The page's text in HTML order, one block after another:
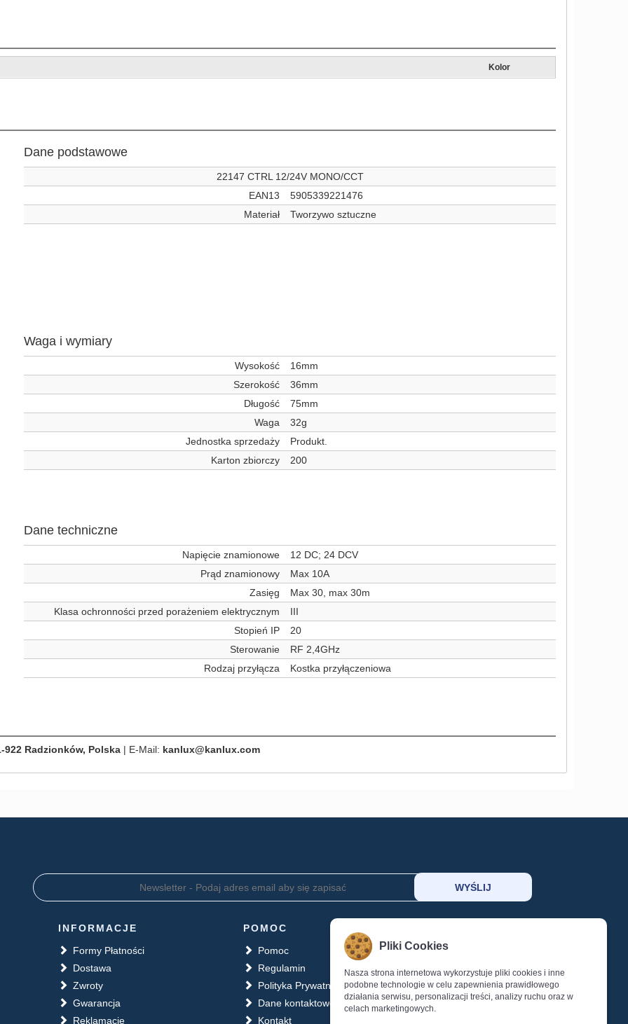
Kolor
Dane podstawowe
22147 CTRL 12/24V MONO/CCT
EAN13
5905339221476
Materiał
Tworzywo sztuczne
Waga i wymiary
Wysokość
16mm
Szerokość
36mm
Długość
75mm
Waga
32g
Jednostka sprzedaży
Produkt.
Karton zbiorczy
200
Dane techniczne
Napięcie znamionowe
12 DC; 24 DCV
Prąd znamionowy
Max 10A
Zasięg
Max 30, max 30m
Klasa ochronności przed porażeniem elektrycznym
III
Stopień IP
20
Sterowanie
RF 2,4GHz
Rodzaj przyłącza
Kostka przyłączeniowa
922 Radzionków, Polska | E-Mail: kanlux@kanlux.com
INFORMACJE
Formy Płatności
Dostawa
Zwroty
Gwarancja
Reklamacje
POMOC
Pomoc
Regulamin
Polityka Prywatności
Dane kontaktowe
Kontakt
Koszyk
Schowek
Logowanie
Rejestracja
Pliki Cookies
Nasza strona internetowa wykorzystuje pliki cookies i inne
podobne technologie w celu zapewnienia prawidłowego
działania serwisu, personalizacji treści, analizy ruchu oraz w
celach marketingowych.